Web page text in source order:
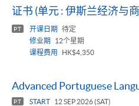
证书 (单元 : 伊斯兰经济与商
PT 开课日期
待定
修业期
12个星期
课程费用
HK$4,350
Advanced Portuguese
PT START
12 SEP 2026 (SAT)